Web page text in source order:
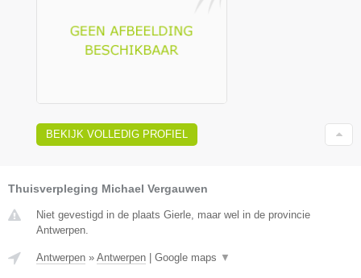
BEKIJK VOLLEDIG PROFIEL
Thuisverpleging Michael Vergauwen
Niet gevestigd in de plaats Gierle, maar wel in de provincie
Antwerpen.
Antwerpen » Antwerpen Google maps ▼